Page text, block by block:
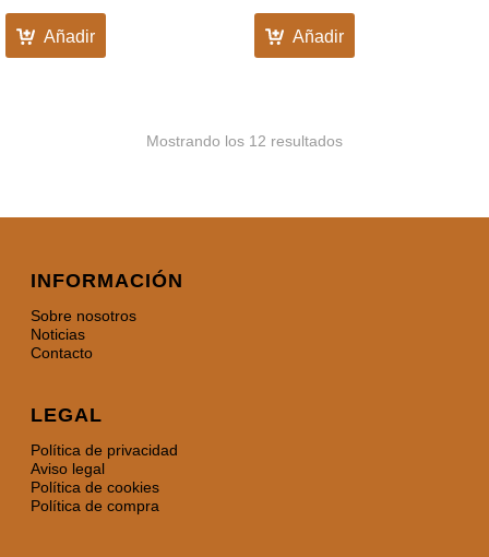
Añadir Añadir
Mostrando los 12 resultados
INFORMACIÓN
Sobre nosotros
Noticias
Contacto
LEGAL
Política de privacidad
Aviso legal
Política de cookies
Política de compra